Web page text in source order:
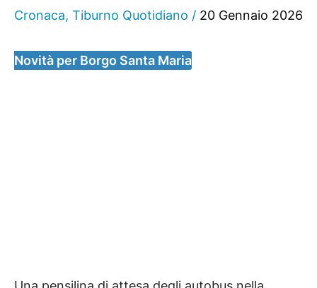
Cronaca, Tiburno Quotidiano / 20 Gennaio 2026
Novità per Borgo Santa Maria